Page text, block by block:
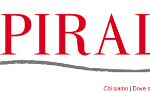
Chi siamo | Dove